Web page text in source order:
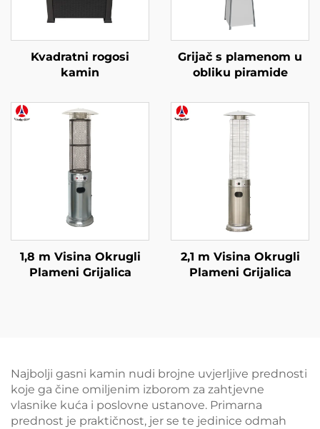
Kvadratni rogosi
kamin
Grijač s plamenom u
obliku piramide
1,8 m Visina Okrugli
Plameni Grijalica
2,1 m Visina Okrugli
Plameni Grijalica
Najbolji gasni kamin nudi brojne uvjerljive prednosti
koje ga čine omiljenim izborom za zahtjevne
vlasnike kuća i poslovne ustanove. Primarna
prednost je praktičnost, jer se te jedinice odmah